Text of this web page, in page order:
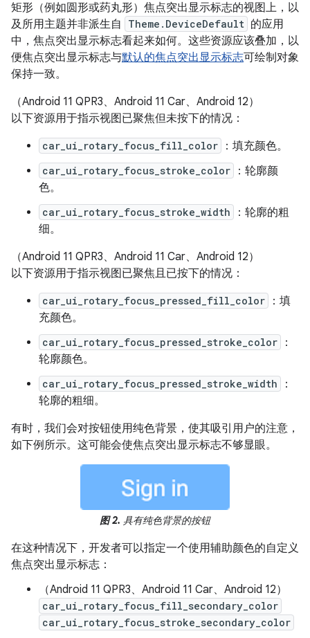
矩形（例如圆形或药丸形）焦点突出显示标志的视图上，以
及所用主题并非派生自
Theme.DeviceDefault 的应用
中，焦点突出显示标志看起来如何。这些资源应该叠加，以
便焦点突出显示标志与默认的焦点突出显示标志可绘制对象
保持一致。
（Android 11 QPR3、Android 11 Car、Android 12）
以下资源用于指示视图已聚焦但未按下的情况：
car_ui_rotary_focus_fill_color ：填充颜色。
car_ui_rotary_focus_stroke_color
：轮廓颜
色。
car_ui_rotary_focus_stroke_width
：轮廓的粗
细。
（Android 11 QPR3、Android 11 Car、Android 12）
以下资源用于指示视图已聚焦且已按下的情况：
car_ui_rotary_focus_pressed_fill_color
：填
充颜色。
car_ui_rotary_focus_pressed_stroke_color
：
轮廓颜色。
car_ui_rotary_focus_pressed_stroke_width
：
轮廓的粗细。
有时，我们会对按钮使用纯色背景，使其吸引用户的注意，
如下例所示。这可能会使焦点突出显示标志不够显眼。
图 2. 具有纯色背景的按钮
在这种情况下，开发者可以指定一个使用辅助颜色的自定义
焦点突出显示标志：
（Android 11 QPR3、Android 11 Car、Android 12）
car_ui_rotary_focus_fill_secondary_color
car_ui_rotary_focus_stroke_secondary_color